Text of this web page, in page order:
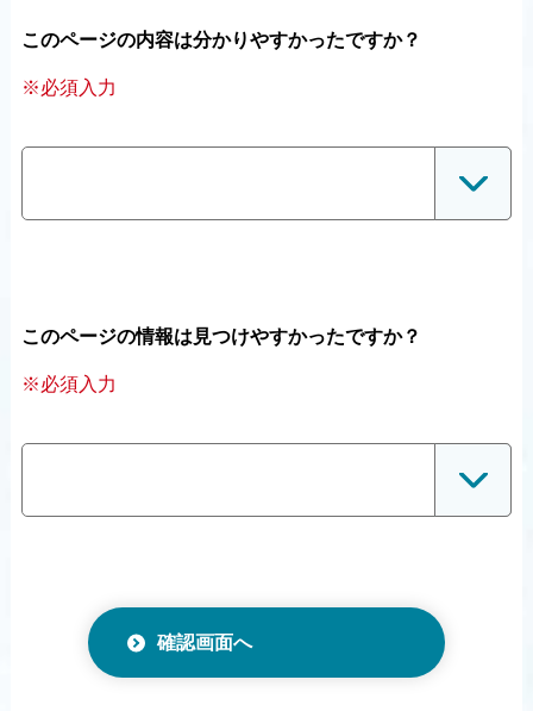
このページの内容は分かりやすかったですか？
※必須入力
このページの情報は見つけやすかったですか？
※必須入力